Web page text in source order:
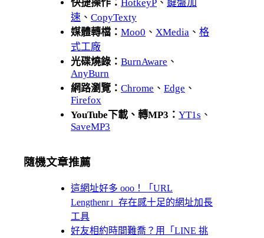
快捷操作： HotkeyP 、 鍵盤加
速 、 CopyTexty
媒體轉檔： Moo0 、 XMedia 、 格
式工廠
光碟燒錄： BurnAware 、
AnyBurn
網路瀏覽： Chrome 、 Edge 、
Firefox
YouTube下載、轉MP3： YT1s 、
SaveMP3
隨機文章推薦
這網址好多 ooo！「URL
Lengthenr」存在感十足的網址加長
工具
好友相約時間難喬？用「LINE 挑